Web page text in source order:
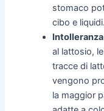
stomaco
cibo e liquidi.
al lattosio,
tracce di
vengono
la maggior